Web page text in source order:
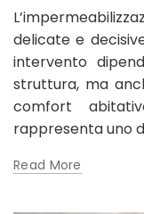
delicate e
intervento
struttura, ma
comfort
rappresenta uno
Read More